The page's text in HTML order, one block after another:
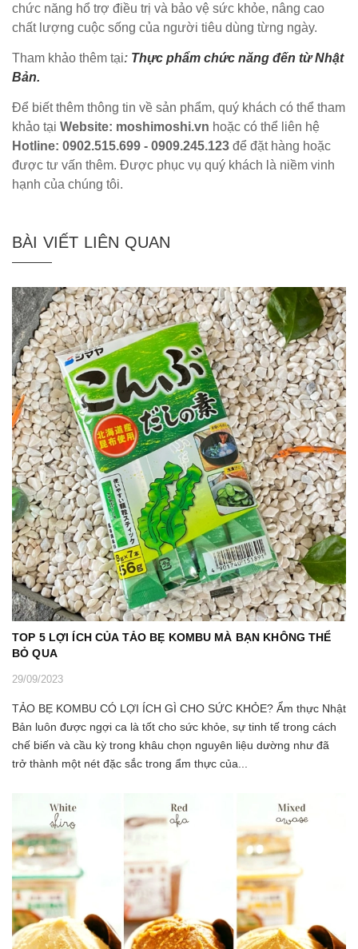
chức năng hổ trợ điều trị và bảo vệ sức khỏe, nâng cao
chất lượng cuộc sống của người tiêu dùng từng ngày.
Tham khảo thêm tại: Thực phẩm chức năng đến từ Nhật
Bản.
Để biết thêm thông tin về sản phẩm, quý khách có thể tham
khảo tại Website: moshimoshi.vn hoặc có thể liên hệ
Hotline: 0902.515.699 - 0909.245.123 để đặt hàng hoặc
được tư vấn thêm. Được phục vụ quý khách là niềm vinh
hạnh của chúng tôi.
BÀI VIẾT LIÊN QUAN
TOP 5 LỢI ÍCH CỦA TẢO BẸ KOMBU MÀ BẠN KHÔNG THỂ
BỎ QUA
29/09/2023
TẢO BẸ KOMBU CÓ LỢI ÍCH GÌ CHO SỨC KHỎE? Ẩm thực Nhật
Bản luôn được ngợi ca là tốt cho sức khỏe, sự tinh tế trong cách
chế biến và cầu kỳ trong khâu chọn nguyên liệu dường như đã
trở thành một nét đặc sắc trong ẩm thực của...